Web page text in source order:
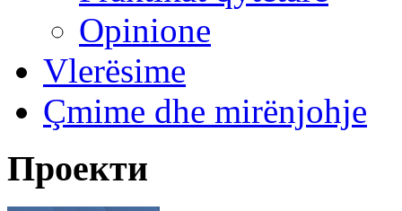
Opinione
Vlerësime
Çmime dhe mirënjohje
Проекти